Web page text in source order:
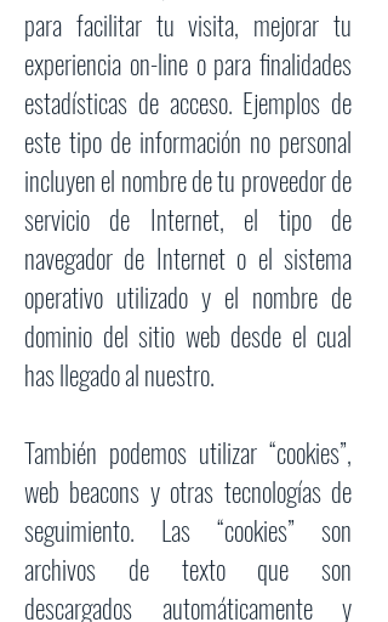
para facilitar tu visita, mejorar tu
experiencia on-line o para finalidades
estadísticas de acceso. Ejemplos de
este tipo de información no personal
incluyen el nombre de tu proveedor de
servicio de Internet, el tipo de
navegador de Internet o el sistema
operativo utilizado y el nombre de
dominio del sitio web desde el cual
has llegado al nuestro.
También podemos utilizar “cookies”,
web beacons y otras tecnologías de
seguimiento. Las “cookies” son
archivos de texto que son
descargados automáticamente y